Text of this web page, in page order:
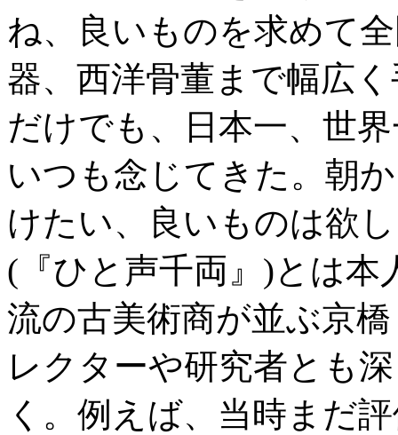
ね、良いものを求めて
器、西洋骨董まで幅広
だけでも、日本一、世
いつも念じてきた。朝
けたい、良いものは欲
(『ひと声千両』)とは本
流の古美術商が並ぶ京
レクターや研究者とも
く。例えば、当時まだ